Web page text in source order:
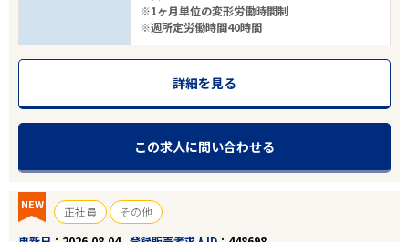
※1ヶ月単位の変形労働時間制
※週所定労働時間40時間
詳細を見る
この求人に問い合わせる
NEW 正社員
その他